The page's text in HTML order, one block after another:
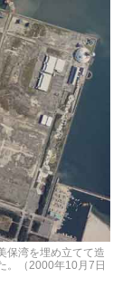
保湾を埋め立てて造
。（2000年10月7日